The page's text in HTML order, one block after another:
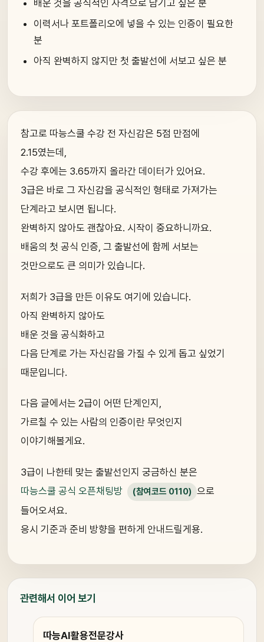
배운 것을 공식적인 자격으로 남기고 싶은 분
이력서나 포트폴리오에 넣을 수 있는 인증이 필요한
분
아직 완벽하지 않지만 첫 출발선에 서보고 싶은 분
참고로 따능스쿨 수강 전 자신감은 5점 만점에
2.15였는데,
수강 후에는 3.65까지 올라간 데이터가 있어요.
3급은 바로 그 자신감을 공식적인 형태로 가져가는
단계라고 보시면 됩니다.
완벽하지 않아도 괜찮아요. 시작이 중요하니까요.
배움의 첫 공식 인증, 그 출발선에 함께 서보는
것만으로도 큰 의미가 있습니다.
저희가 3급을 만든 이유도 여기에 있습니다.
아직 완벽하지 않아도
배운 것을 공식화하고
다음 단계로 가는 자신감을 가질 수 있게 돕고 싶었기
때문입니다.
다음 글에서는 2급이 어떤 단계인지,
가르칠 수 있는 사람의 인증이란 무엇인지
이야기해볼게요.
3급이 나한테 맞는 출발선인지 궁금하신 분은
따능스쿨 공식 오픈채팅방
(참여코드 0110) 으로
들어오셔요.
응시 기준과 준비 방향을 편하게 안내드릴게용.
관련해서 이어 보기
따능AI활용전문강사